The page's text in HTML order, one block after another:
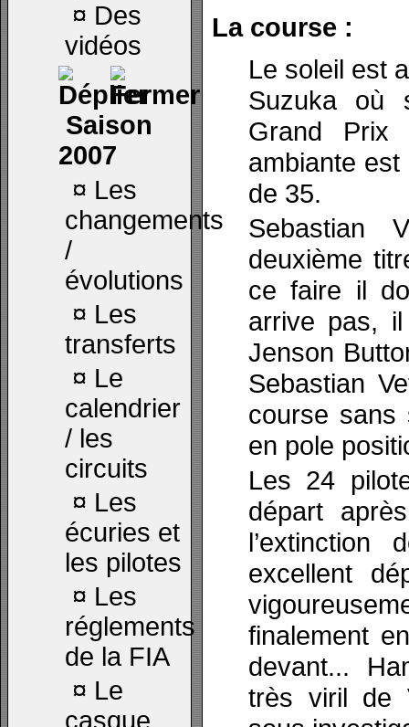
¤ Des
vidéos
Saison
2007
¤ Les
changements
/
évolutions
¤ Les
transferts
¤ Le
calendrier
/ les
circuits
¤ Les
écuries et
les pilotes
¤ Les
réglements
de la FIA
¤ Le
casque
La course :
Le soleil est
Suzuka où
Grand Prix
ambiante
de 35.
Sebastian
deuxième
ce faire il
arrive pas,
Jenson
Sebastian
course sans
en pole
Les 24
départ
excellent
finalement
devant...
très viril de